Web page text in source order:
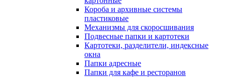
Короба и архивные системы
пластиковые
Механизмы для скоросшивания
Подвесные папки и картотеки
Картотеки, разделители, индексные
окна
Папки адресные
Папки для кафе и ресторанов